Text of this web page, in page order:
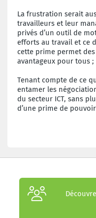
La frustration serait
travailleurs et leur
privés d’un outil de
efforts au travail et ce
cette prime permet
avantageux pour tous
Tenant compte de ce
entamer les
du secteur ICT, sans
d’une prime de pouvoir